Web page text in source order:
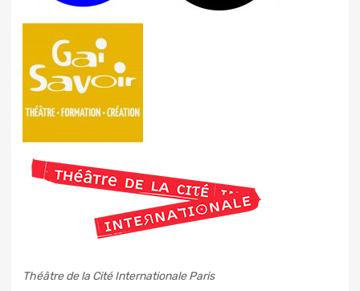
Théâtre de la Cité Internationale Paris